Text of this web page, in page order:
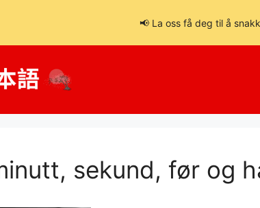
sekund, før og
📢 La oss få deg til å